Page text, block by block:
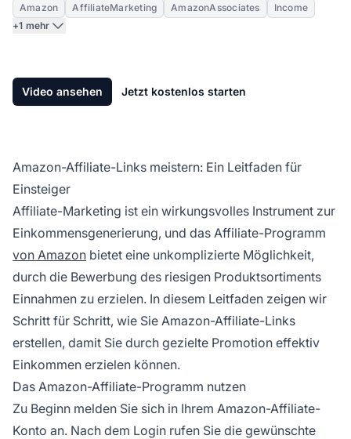
Amazon AffiliateMarketing AmazonAssociates
Income
+1 mehr
Video ansehen Jetzt kostenlos starten
Amazon-Affiliate-Links meistern: Ein Leitfaden für
Einsteiger
Affiliate-Marketing ist ein wirkungsvolles Instrument zur
Einkommensgenerierung, und das Affiliate-Programm
von Amazon bietet eine unkomplizierte Möglichkeit,
durch die Bewerbung des riesigen Produktsortiments
Einnahmen zu erzielen. In diesem Leitfaden zeigen wir
Schritt für Schritt, wie Sie Amazon-Affiliate-Links
erstellen, damit Sie durch gezielte Promotion effektiv
Einkommen erzielen können.
Das Amazon-Affiliate-Programm nutzen
Zu Beginn melden Sie sich in Ihrem Amazon-Affiliate-
Konto an. Nach dem Login rufen Sie die gewünschte